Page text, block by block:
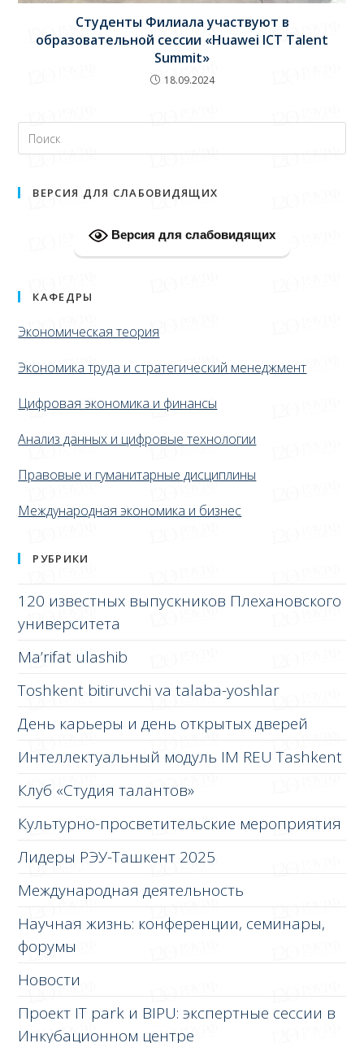
Студенты Филиала участвуют в
образовательной сессии «Huawei ICT Talent
Summit»
18.09.2024
ВЕРСИЯ ДЛЯ СЛАБОВИДЯЩИХ
Версия для слабовидящих
КАФЕДРЫ
Экономическая теория
Экономика труда и стратегический менеджмент
Цифровая экономика и финансы
Анализ данных и цифровые технологии
Правовые и гуманитарные дисциплины
Международная экономика и бизнес
РУБРИКИ
120 известных выпускников Плехановского
университета
Ma’rifat ulashib
Toshkent bitiruvchi va talaba-yoshlar
День карьеры и день открытых дверей
Интеллектуальный модуль IM REU Tashkent
Клуб «Студия талантов»
Культурно-просветительские мероприятия
Лидеры РЭУ-Ташкент 2025
Международная деятельность
Научная жизнь: конференции, семинары,
форумы
Новости
Проект IT park и BIPU: экспертные сессии в
Инкубационном центре